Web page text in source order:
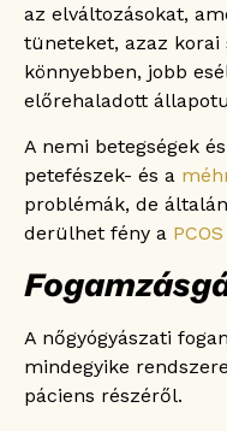
az elváltozásokat,
tüneteket, azaz
könnyebben, jobb
előrehaladott
A nemi betegségek
petefészek- és a
problémák, de
derülhet fény a PCOS
A nőgyógyászati
mindegyike
páciens részéről.